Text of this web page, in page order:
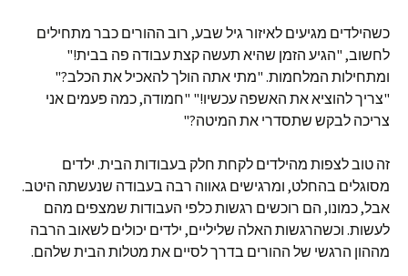
כשהילדים מגיעים לאיזור גיל שבע, רוב ההורים כבר מתחילים
לחשוב, "הגיע הזמן שהיא תעשה קצת עבודה פה בבית!"
ומתחילות המלחמות. "מתי אתה הולך להאכיל את הכלב?"
"צריך להוציא את האשפה עכשיו!" "חמודה, כמה פעמים אני
צריכה לבקש שתסדרי את המיטה?"
זה טוב לצפות מהילדים לקחת חלק בעבודות הבית. ילדים
מסוגלים בהחלט, ומרגישים גאווה רבה בעבודה שנעשתה היטב.
אבל, כמונו, הם רוכשים רגשות כלפי העבודות שמצפים מהם
לעשות. וכשהרגשות האלה שליליים, ילדים יכולים לשאוב הרבה
מההון הרגשי של ההורים בדרך לסיים את מטלות הבית שלהם.